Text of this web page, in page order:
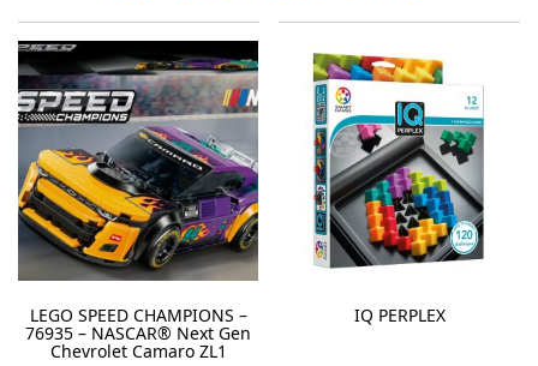
LEGO SPEED CHAMPIONS –
76935 – NASCAR® Next Gen
Chevrolet Camaro ZL1
IQ PERPLEX